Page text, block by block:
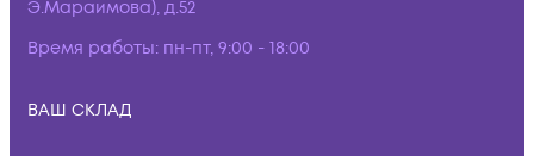
Э.Мараимова), д.52
Время работы: пн-пт, 9:00 - 18:00
ВАШ СКЛАД